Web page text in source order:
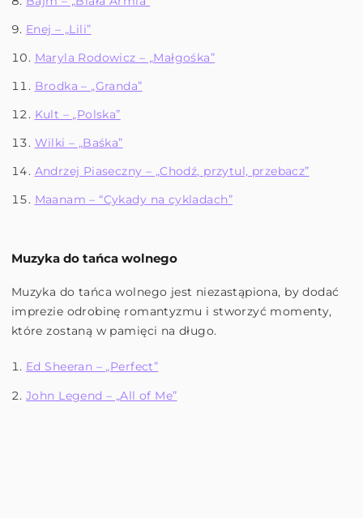
Enej – „Lili”
Maryla Rodowicz – „Małgośka”
Brodka – „Granda”
Kult – „Polska”
Wilki – „Baśka”
Andrzej Piaseczny – „Chodź, przytul, przebacz”
Maanam – “Cykady na cykladach”
Muzyka do tańca wolnego
Muzyka do tańca wolnego jest niezastąpiona, by dodać
imprezie odrobinę romantyzmu i stworzyć momenty,
które zostaną w pamięci na długo.
Ed Sheeran – „Perfect”
John Legend – „All of Me”